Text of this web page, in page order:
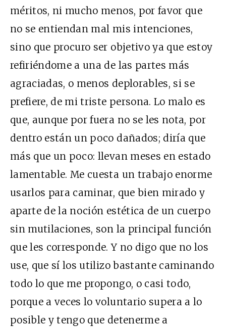
méritos, ni mucho menos, por favor que
no se entiendan mal mis intenciones,
sino que procuro ser objetivo ya que estoy
refiriéndome a una de las partes más
agraciadas, o menos deplorables, si se
prefiere, de mi triste persona. Lo malo es
que, aunque por fuera no se les nota, por
dentro están un poco dañados; diría que
más que un poco: llevan meses en estado
lamentable. Me cuesta un trabajo enorme
usarlos para caminar, que bien mirado y
aparte de la noción estética de un cuerpo
sin mutilaciones, son la principal función
que les corresponde. Y no digo que no los
use, que sí los utilizo bastante caminando
todo lo que me propongo, o casi todo,
porque a veces lo voluntario supera a lo
posible y tengo que detenerme a